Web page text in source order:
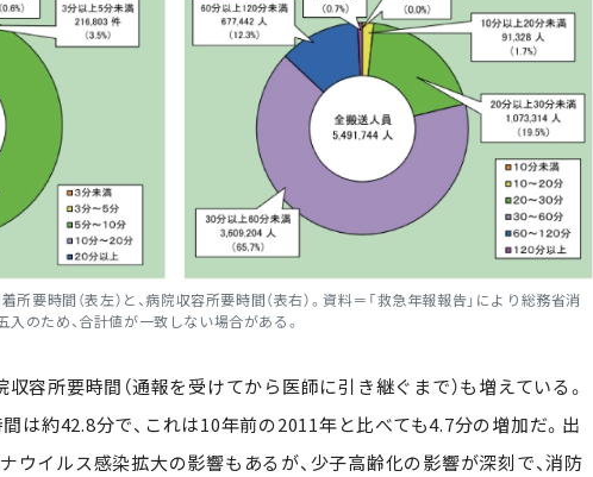
要時間（表左）と、病院収容所要時間（表右）。資料＝「救急年報報告」により総務省消
のため、合計値が一致しない場合がある。
容所要時間（通報を受けてから医師に引き継ぐまで）も増えている。
は約42.8分で、これは10年前の2011年と比べても4.7分の増加だ。出
ウイルス感染拡大の影響もあるが、少子高齢化の影響が深刻で、消防